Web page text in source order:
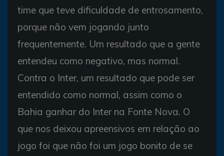
time que teve dificuldade de entrosamento,
porque não vem jogando junto
frequentemente. Um resultado que a gente
entendeu como negativo, mas normal.
Contra o Inter, um resultado que pode ser
entendido como normal, assim como o
Bahia ganhar do Inter na Fonte Nova. O
que nos deixou apreensivos em relação ao
jogo foi que não foi um jogo bonito de se